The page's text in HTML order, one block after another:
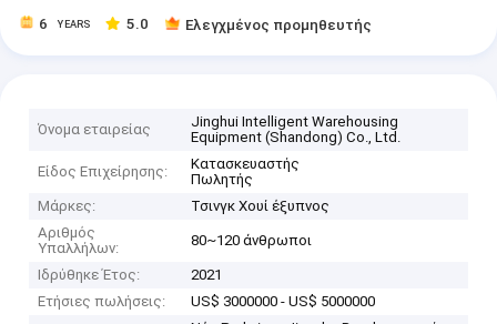
6 YEARS 5.0 Ελεγχμένος προμηθευτής
Όνομα εταιρείας
Jinghui Intelligent Warehousing
Equipment (Shandong) Co., Ltd.
Είδος Επιχείρησης:
Κατασκευαστής
Πωλητής
Μάρκες:
Τσινγκ Χουί έξυπνος
Αριθμός
Υπαλλήλων:
80~120 άνθρωποι
Ιδρύθηκε Έτος:
2021
Ετήσιες πωλήσεις:
US$ 3000000 - US$ 5000000